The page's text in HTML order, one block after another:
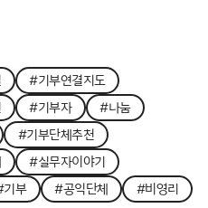
#기부연결지도
#기부자
#나눔
#기부단체추천
#실무자이야기
부 #공익단체 #비영리